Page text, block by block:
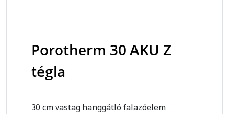
Porotherm 30 AKU Z
tégla
30 cm vastag hanggátló falazóelem